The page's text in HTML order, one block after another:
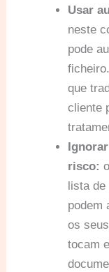
Usar
neste
pode
que
cliente
risco:
lista
podem
os
tocam